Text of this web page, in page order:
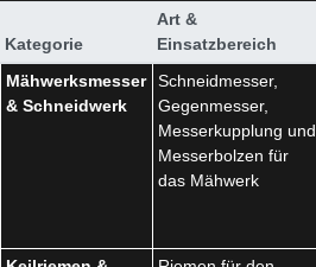
Kategorie
Art &
Einsatzbereich
Mähwerksmesser
& Schneidwerk
Schneidmesser,
Gegenmesser,
Messerkupplung und
Messerbolzen für
das Mähwerk